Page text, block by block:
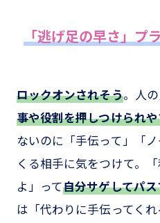
「逃げ足の早さ」プ
ロックオンされそう。人
事や役割を押しつけられ
ないのに「手伝って」「
くる相手に気をつけて。
よ」って自分サゲしてパ
は「代わりに手伝ってく